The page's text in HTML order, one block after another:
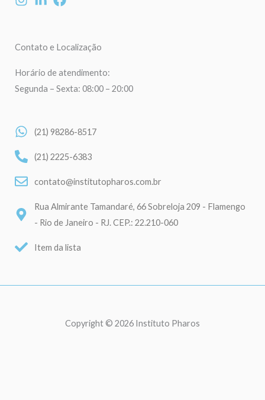
Contato e Localização
Horário de atendimento:
Segunda – Sexta: 08:00 – 20:00
(21) 98286-8517
(21) 2225-6383
contato@institutopharos.com.br
Rua Almirante Tamandaré, 66 Sobreloja 209 - Flamengo
- Rio de Janeiro - RJ. CEP.: 22.210-060
Item da lista
Copyright © 2026 Instituto Pharos